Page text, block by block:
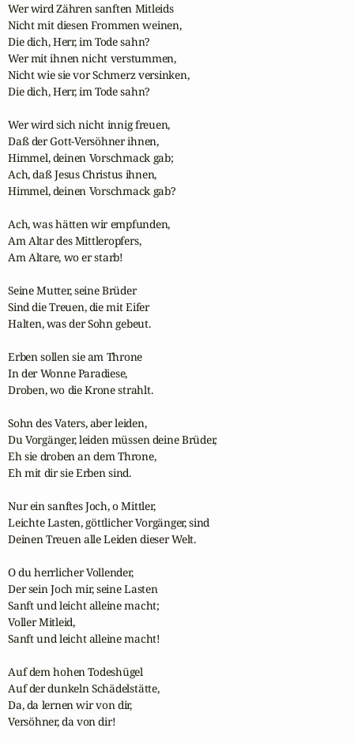
Wer wird Zähren sanften Mitleids
Nicht mit diesen Frommen weinen,
Die dich, Herr, im Tode sahn?
Wer mit ihnen nicht verstummen,
Nicht wie sie vor Schmerz versinken,
Die dich, Herr, im Tode sahn?
Wer wird sich nicht innig freuen,
Daß der Gott-Versöhner ihnen,
Himmel, deinen Vorschmack gab;
Ach, daß Jesus Christus ihnen,
Himmel, deinen Vorschmack gab?
Ach, was hätten wir empfunden,
Am Altar des Mittleropfers,
Am Altare, wo er starb!
Seine Mutter, seine Brüder
Sind die Treuen, die mit Eifer
Halten, was der Sohn gebeut.
Erben sollen sie am Throne
In der Wonne Paradiese,
Droben, wo die Krone strahlt.
Sohn des Vaters, aber leiden,
Du Vorgänger, leiden müssen deine Brüder,
Eh sie droben an dem Throne,
Eh mit dir sie Erben sind.
Nur ein sanftes Joch, o Mittler,
Leichte Lasten, göttlicher Vorgänger, sind
Deinen Treuen alle Leiden dieser Welt.
O du herrlicher Vollender,
Der sein Joch mir, seine Lasten
Sanft und leicht alleine macht;
Voller Mitleid,
Sanft und leicht alleine macht!
Auf dem hohen Todeshügel
Auf der dunkeln Schädelstätte,
Da, da lernen wir von dir,
Versöhner, da von dir!